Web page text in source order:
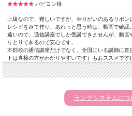
パピヨン様
上級なので、難しいですが、やりがいのあるリボン
レシピをみて作り、あれっと思う時は、動画で確認。
遠いので、通信講座でしか受講できませんが、動
りとりできるので安心です。
本部校の通信講座だけでなく、全国にいる講師に直
トは直接の方がわかりやすいです）もおススメで
ランクシステムにつ